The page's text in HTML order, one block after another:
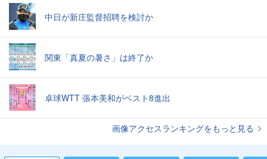
中日が新庄監督招聘を検討か
関東「真夏の暑さ」は終了か
卓球WTT 張本美和がベスト8進出
画像アクセスランキングをもっと見る